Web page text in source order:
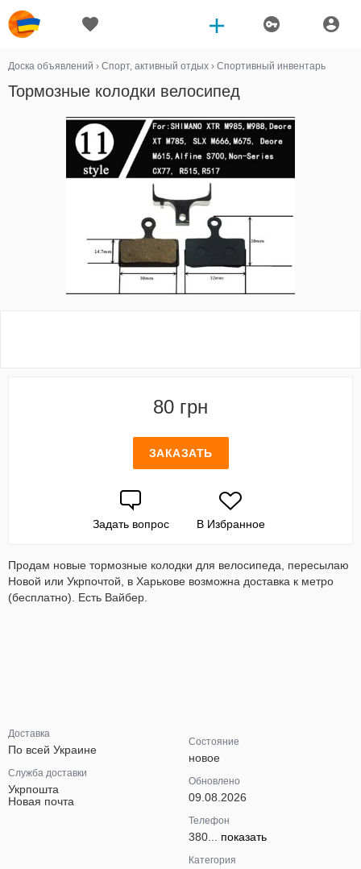
Доска объявлений › Спорт, активный отдых › Спортивный инвентарь
Тормозные колодки велосипед
80 грн
ЗАКАЗАТЬ
Задать вопрос В Избранное
Продам новые тормозные колодки для велосипеда, пересылаю
Новой или Укрпочтой, в Харькове возможна доставка к метро
(бесплатно). Есть Вайбер.
Доставка
По всей Украине
Служба доставки
Укрпошта
Новая почта
Состояние
новое
Обновлено
09.08.2026
Телефон
380... показать
Категория